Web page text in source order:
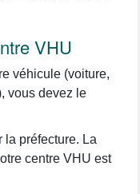
VHU
véhicule (voiture,
vous devez le
la préfecture. La
centre VHU est